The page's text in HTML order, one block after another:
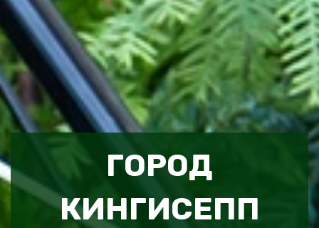
ГОРОД
КИНГИСЕПП